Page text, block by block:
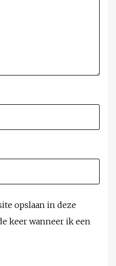
opslaan in deze
keer wanneer ik een